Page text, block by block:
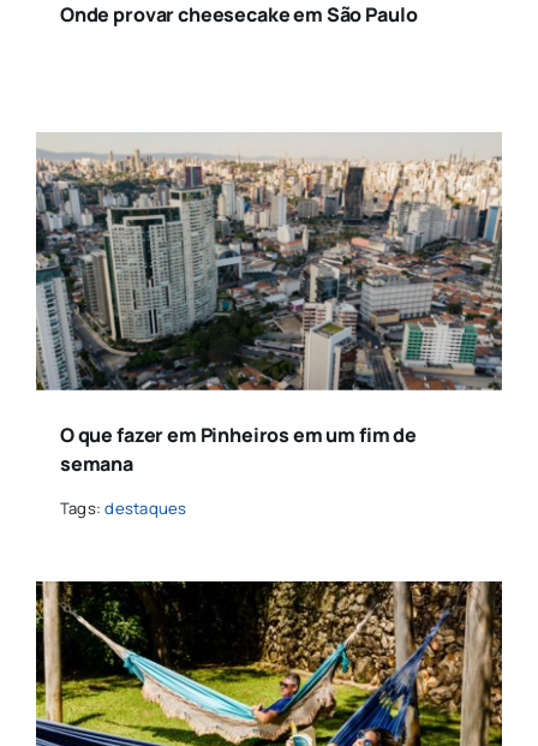
Onde provar cheesecake em São Paulo
O que fazer em Pinheiros em um fim de
semana
Tags:destaques